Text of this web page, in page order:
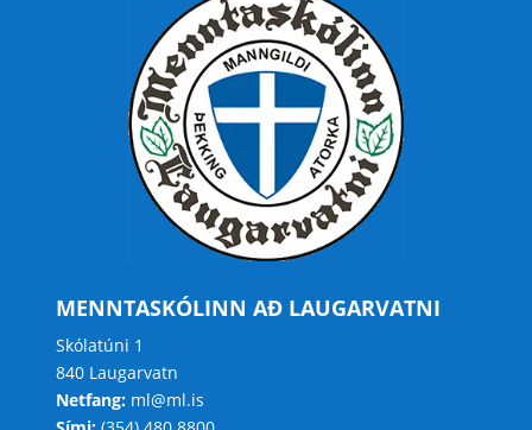
MENNTASKÓLINN AÐ LAUGARVATNI
Skólatúni 1
840 Laugarvatn
Netfang:ml@ml.is